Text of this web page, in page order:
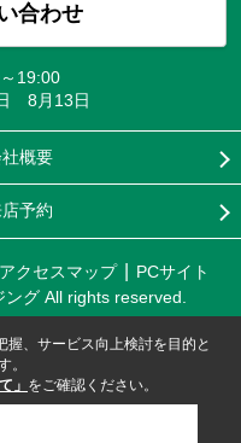
合わせ
19:00
8月13日
概要
予約
アクセスマップ
PCサイト
グ All rights reserved.
、サービス向上検討を目的と
。
」 をご確認ください。